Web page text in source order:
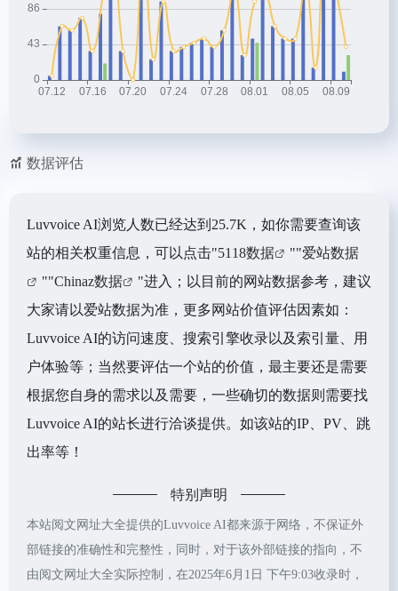
数据评估
Luvvoice AI浏览人数已经达到25.7K，如你需要查询该
站的相关权重信息，可以点击"5118数据 ""爱站数据
""Chinaz数据
"进入；以目前的网站数据参考，建议
大家请以爱站数据为准，更多网站价值评估因素如：
Luvvoice AI的访问速度、搜索引擎收录以及索引量、用
户体验等；当然要评估一个站的价值，最主要还是需要
根据您自身的需求以及需要，一些确切的数据则需要找
Luvvoice AI的站长进行洽谈提供。如该站的IP、PV、跳
出率等！
特别声明
本站阅文网址大全提供的Luvvoice AI都来源于网络，不保证外
部链接的准确性和完整性，同时，对于该外部链接的指向，不
由阅文网址大全实际控制，在2025年6月1日 下午9:03收录时，